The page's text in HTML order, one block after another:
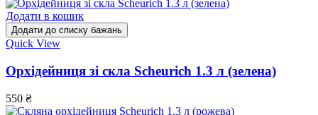
Додати в кошик
Додати до списку бажань
Quick View
Орхідейниця зі скла Scheurich 1.3 л (зелена)
550 ₴